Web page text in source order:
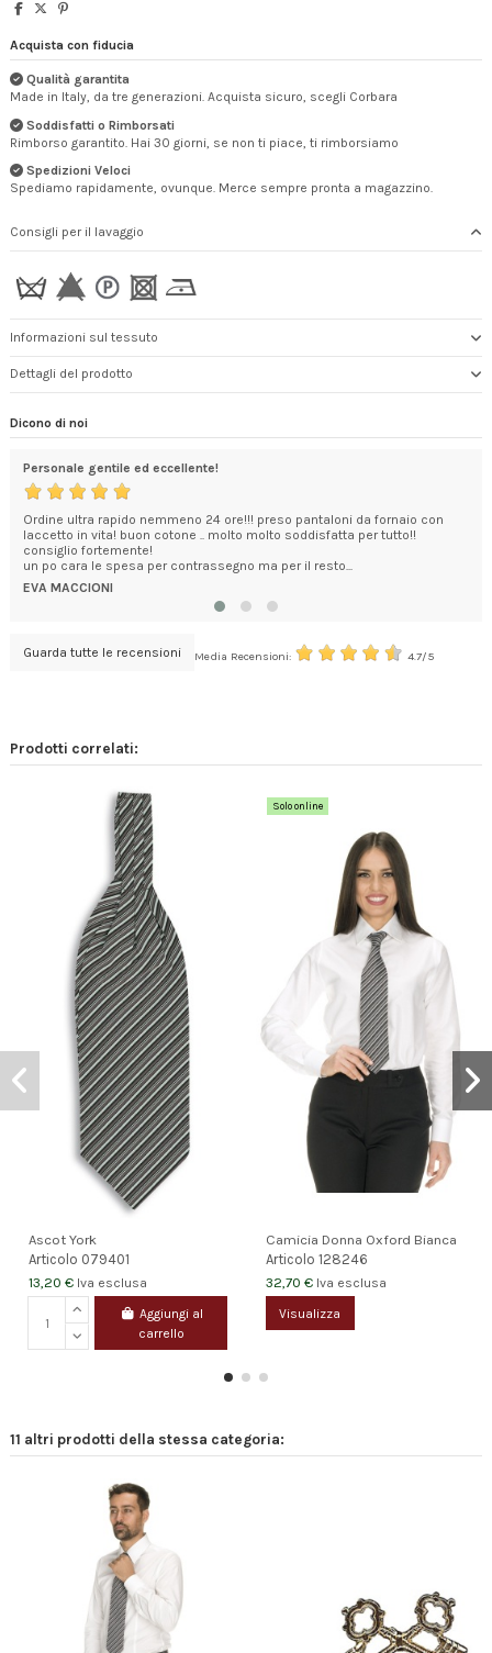
Acquista con fiducia
Qualità garantita
Made in Italy, da tre generazioni. Acquista sicuro, scegli Corbara
Soddisfatti o Rimborsati
Rimborso garantito. Hai 30 giorni, se non ti piace, ti rimborsiamo
Spedizioni Veloci
Spediamo rapidamente, ovunque. Merce sempre pronta a magazzino.
Consigli per il lavaggio
Informazioni sul tessuto
Dettagli del prodotto
Dicono di noi
Personale gentile ed eccellente!
Ordine ultra rapido nemmeno 24 ore!!! preso pantaloni da fornaio con
laccetto in vita! buon cotone .. molto molto soddisfatta per tutto!!
consiglio fortemente!
un po cara le spesa per contrassegno ma per il resto...
EVA MACCIONI
Guarda tutte le recensioni Media Recensioni: 4.7/5
Prodotti correlati:
Ascot York
Articolo 079401
13,20 € Iva esclusa
Aggiungi al
carrello
Solo online
Camicia Donna Oxford Bianca
Articolo 128246
32,70 € Iva esclusa
Visualizza
11 altri prodotti della stessa categoria: